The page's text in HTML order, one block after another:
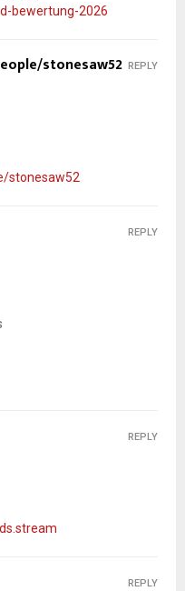
bewertung-2026
stonesaw52
stonesaw52
REPLY
REPLY
REPLY
REPLY